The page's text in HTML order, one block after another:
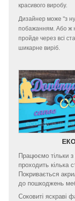
красивого виробу.
Дизайнер може "з
побажанням. Або ж
пройде через всі
шикарне виріб.
Працюємо тільки
проходить кілька
Покривається
до пошкоджень
Соковиті яскраві